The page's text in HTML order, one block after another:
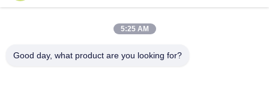
पता
5:25 AM
Good day, what product are you looking for?